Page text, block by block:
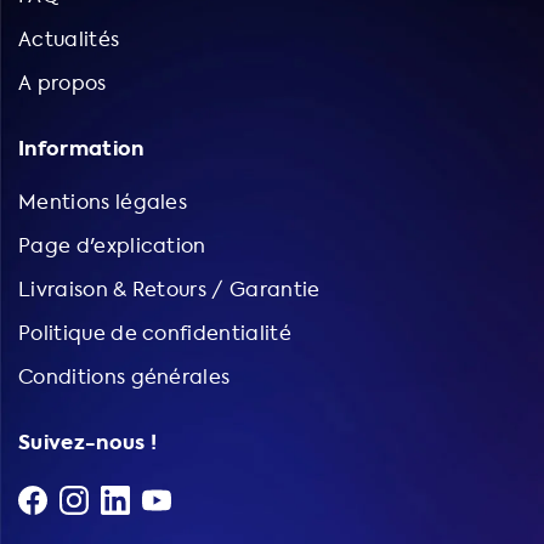
Actualités
A propos
Information
Mentions légales
Page d'explication
Livraison & Retours / Garantie
Politique de confidentialité
Conditions générales
Suivez-nous !